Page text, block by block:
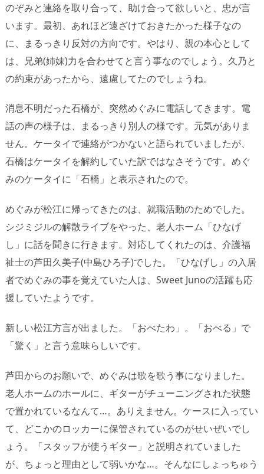
のぞみと連絡を取り合って、助け合って欲しいと、忠が言
います。最初、あれほど遠ざけておきたかった様子なの
に、まるっきり反対の方向です。やはり、親の本心として
は、兄弟(姉妹)力を合わせてと言う事なのでしょう。久乃と
の約束があったから、遠慮してたのでしょうね。
消息不明だった石橋が、突然めぐみに電話してきます。電
話の声の様子は、まるっきり別人の様です。元気がありま
せん。ケータイで連絡がつかないと語られていましたが、
石橋はケータイを解約していた訳ではなさそうです。めぐ
みのケータイに「石橋」と表示されたので。
めぐみが松江に帰ってきたのは、就職活動のためでした。
シジミジルの解散ライブをやった、老人ホーム「ひなげ
し」に話を聞きに行きます。対応してくれたのは、介護福
祉士の芦田久美子(中島ひろ子)でした。「ひなげし」の入居
者でめぐみの事を覚えていた人は、Sweet Junoの活躍も応
援していたようです。
新しい松江方言が出ました。「おべたわ」。「おべる」で
「驚く」と言う意味らしいです。
芦田からのお願いで、めぐみは歌を歌う事になりました。
老人ホームのホールに、ギターがチューニングされた状態
で置かれているなんて…。ありえません。ケースに入ってい
て、どこかのロッカーに保管されているのがせいぜいでし
ょう。「スタッフが使うギター」と説明されていました
が、ちょっと理由として弱いかな…。そんなにしょっちゅう